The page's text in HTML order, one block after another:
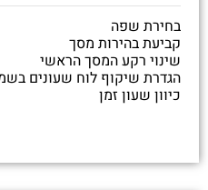
בחירת שפה
קביעת בהירות מסך
שינוי רקע המסך הראשי
הגדרת שיקוף לוח שעונים
כיוון שעון זמן